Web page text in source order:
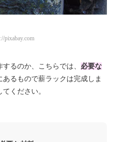
pixabay.com
るのか、こちらでは、 必要な
あるもので薪ラックは完成しま
ください。